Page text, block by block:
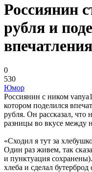
Россиянин
рубля и
0
530
Юмор
Россиянин с ником
котором поделился
рубля. Он рассказал, что
разницы во вкусе между
«Сходил я тут за
Один раз живем, так
и пунктуация
хлеба и сделал